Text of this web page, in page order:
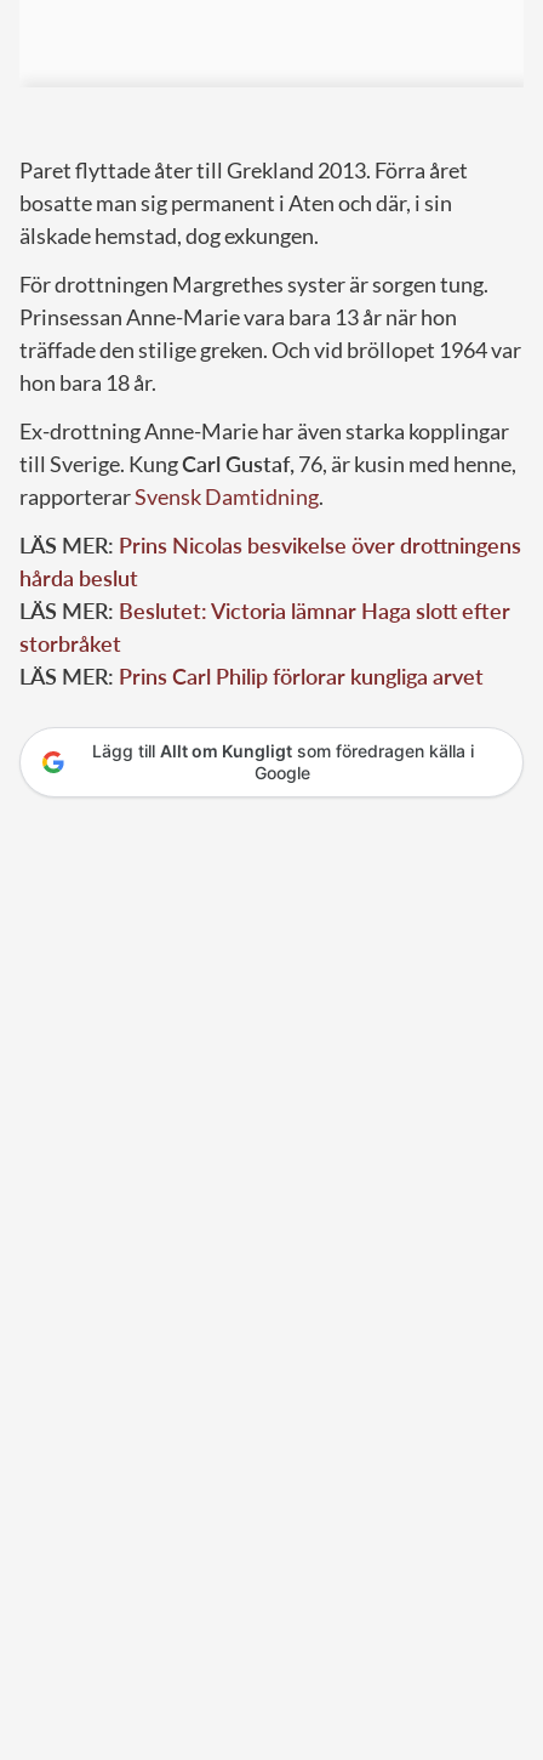
Paret flyttade åter till Grekland 2013. Förra året
bosatte man sig permanent i Aten och där, i sin
älskade hemstad, dog exkungen.
För drottningen Margrethes syster är sorgen tung.
Prinsessan Anne-Marie vara bara 13 år när hon
träffade den stilige greken. Och vid bröllopet 1964 var
hon bara 18 år.
Ex-drottning Anne-Marie har även starka kopplingar
till Sverige. KungCarl Gustaf, 76, är kusin med henne,
rapporterarSvensk Damtidning.
LÄS MER: Prins Nicolas besvikelse över drottningens
hårda beslut
LÄS MER: Beslutet: Victoria lämnar Haga slott efter
storbråket
LÄS MER: Prins Carl Philip förlorar kungliga arvet
Lägg till Allt om Kungligtsom föredragen källa i
Google